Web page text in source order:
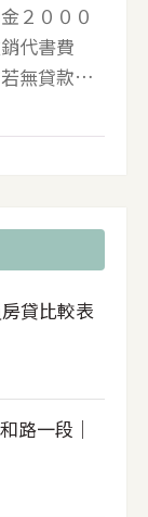
２０００
代書費
無貸款，
介費約４０
稅：新北
市可到地
子賣掉後
稅或是隔
制，取決
，以後則
時間並非
是地政
不同，可
貸比較表
路一段｜